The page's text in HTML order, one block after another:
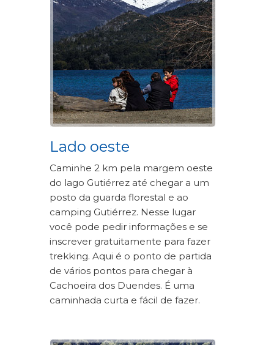
Lado oeste
Caminhe 2 km pela margem oeste
do lago Gutiérrez até chegar a um
posto da guarda florestal e ao
camping Gutiérrez. Nesse lugar
você pode pedir informações e se
inscrever gratuitamente para fazer
trekking. Aqui é o ponto de partida
de vários pontos para chegar à
Cachoeira dos Duendes. É uma
caminhada curta e fácil de fazer.